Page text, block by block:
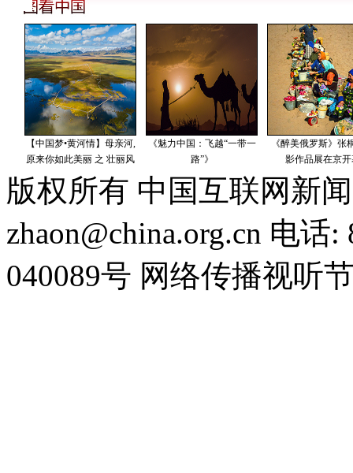
版权所有 中国互联网新
zhaon@china.org.cn 电话
040089号 网络传播视听